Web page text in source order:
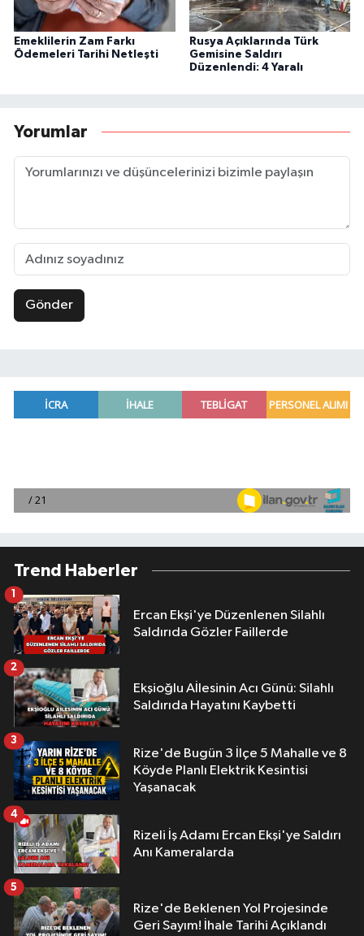
Emeklilerin Zam Farkı
Ödemeleri Tarihi Netleşti
Rusya Açıklarında Türk
Gemisine Saldırı
Düzenlendi: 4 Yaralı
Yorumlar
Gönder
Trend Haberler
Ercan Ekşi'ye Düzenlenen Silahlı
Saldırıda Gözler Faillerde
1
Ekşioğlu Aİlesinin Acı Günü: Silahlı
Saldırıda Hayatını Kaybetti
2
Rize'de Bugün 3 İlçe 5 Mahalle ve 8
Köyde Planlı Elektrik Kesintisi
Yaşanacak
3
Rizeli İş Adamı Ercan Ekşi'ye Saldırı
Anı Kameralarda
4
Rize'de Beklenen Yol Projesinde
Geri Sayım! İhale Tarihi Açıklandı
5